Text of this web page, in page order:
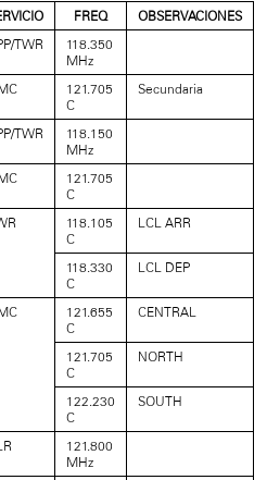
FREQ
OBSERVACIONES
TWR
118.350
MHz
121.705
C
Secundaria
TWR
118.150
MHz
121.705
C
118.105
C
LCL ARR
118.330
C
LCL DEP
121.655
C
CENTRAL
121.705
C
NORTH
122.230
C
SOUTH
121.800
MHz